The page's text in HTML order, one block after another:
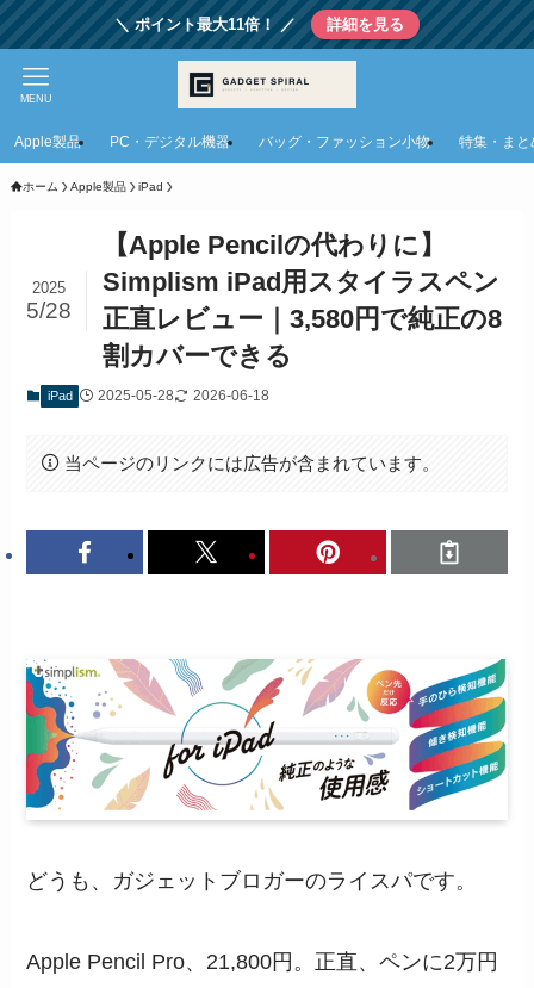
＼ ポイント最大11倍！ ／ 詳細を見る
MENU
Apple製品 PC・デジタル機器 バッグ・ファッション小物 特集・まと
ホーム Apple製品 iPad
【Apple Pencilの代わりに】
Simplism iPad用スタイラスペン
正直レビュー｜3,580円で純正の8
割カバーできる
2025
5/28
iPad 2025-05-28 2026-06-18
当ページのリンクには広告が含まれています。
どうも、ガジェットブロガーのライスパです。
Apple Pencil Pro、21,800円。正直、ペンに2万円